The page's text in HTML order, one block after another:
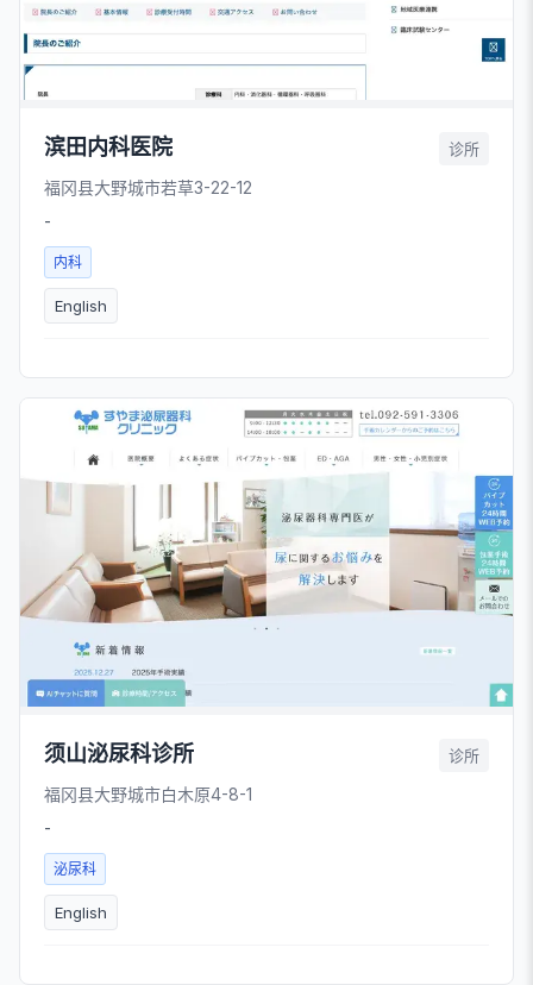
滨田内科医院 诊所
福冈县大野城市若草3-22-12
-
内科
English
须山泌尿科诊所 诊所
福冈县大野城市白木原4-8-1
-
泌尿科
English